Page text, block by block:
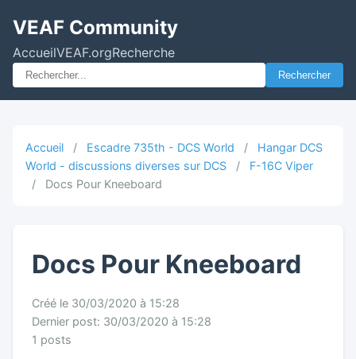
VEAF Community
AccueilVEAF.orgRecherche
Rechercher
Accueil / Escadre 735th - DCS World /
Hangar DCS
World - discussions diverses sur DCS
/
F-16C Viper
/
Docs Pour Kneeboard
Docs Pour Kneeboard
Créé le 30/03/2020 à 15:28
Dernier post: 30/03/2020 à 15:28
1 posts